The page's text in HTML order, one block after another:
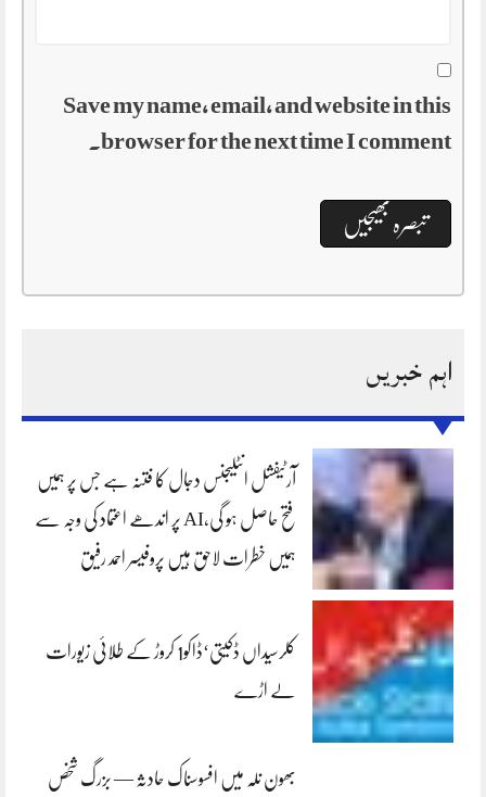
Save my name, email, and website in this
browser for the next time I comment.
اہم خبریں
آرٹیفشل انٹلیجنس دجال کا فتنہ ہے جس پر ہمیں
فتح حاصل ہو گی،AI پر اندھے اعتماد کی وجہ سے
ہمیں خطرات لاحق ہیں پروفیسر احمد رفیق
کلرسیداں ڈکیتی‘ڈاکو1 کروڑ کے طلائی زیورات
لے اڑے
بھون نلہ میں افسوسناک حادثہ — بزرگ شخص